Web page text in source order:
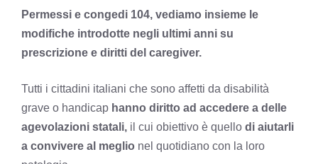
Permessi e congedi 104, vediamo insieme le
modifiche introdotte negli ultimi anni su
prescrizione e diritti del caregiver.
Tutti i cittadini italiani che sono affetti da disabilità
grave o handicap hanno diritto ad accedere a delle
agevolazioni statali, il cui obiettivo è quello di aiutarli
a convivere al meglio nel quotidiano con la loro